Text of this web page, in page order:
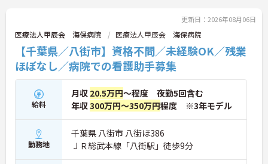
更新日：2026年08月06日
医療法人甲辰会 海保病院 医療法人甲辰会 海保病院
【千葉県／八街市】資格不問／未経験OK／残業
ほぼなし／病院での看護助手募集
給料
月収 20.5万円～程度 夜勤5回含む
年収300万円～350万円程度 ※3年モデル
勤務地
千葉県 八街市 八街ほ386
ＪＲ総武本線「八街駅」徒歩9分